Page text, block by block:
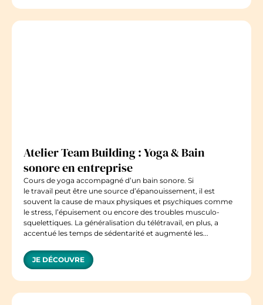
Atelier Team Building : Yoga & Bain
sonore en entreprise
Cours de yoga accompagné d’un bain sonore. Si
le travail peut être une source d’épanouissement, il est
souvent la cause de maux physiques et psychiques comme
le stress, l’épuisement ou encore des troubles musculo-
squelettiques. La généralisation du télétravail, en plus, a
accentué les temps de sédentarité et augmenté les...
JE DÉCOUVRE